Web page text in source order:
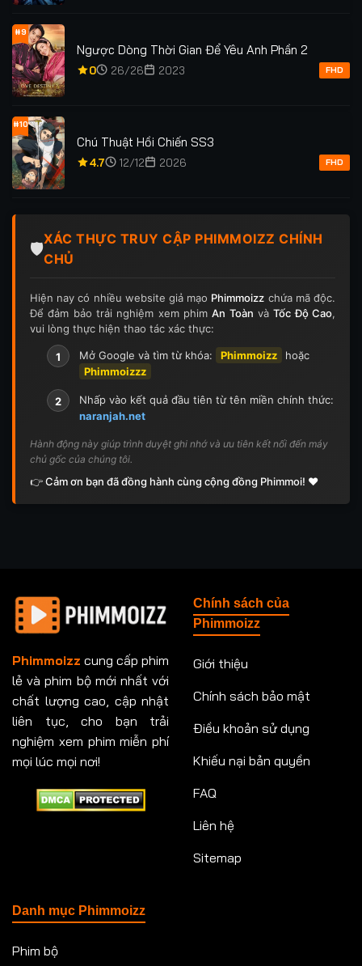
#9
Ngược Dòng Thời Gian Để Yêu Anh Phần 2
0 26/26 2023 FHD
#10
Chú Thuật Hồi Chiến SS3
4.7 12/12 2026 FHD
🛡️
XÁC THỰC TRUY CẬP PHIMMOIZZ CHÍNH
CHỦ
Hiện nay có nhiều website giả mạo Phimmoizz chứa mã độc.
Để đảm bảo trải nghiệm xem phimAn Toàn vàTốc Độ Cao,
vui lòng thực hiện thao tác xác thực:
1 Mở Google và tìm từ khóa: Phimmoizz
hoặc
Phimmoizzz
2
Nhấp vào kết quả đầu tiên từ tên miền chính thức:
naranjah.net
Hành động này giúp trình duyệt ghi nhớ và ưu tiên kết nối đến máy
chủ gốc của chúng tôi.
👉 Cảm ơn bạn đã đồng hành cùng cộng đồng Phimmoi! ❤️
Phimmoizz cung cấp phim
lẻ và phim bộ mới nhất với
chất lượng cao, cập nhật
liên tục, cho bạn trải
nghiệm xem phim miễn phí
mọi lúc mọi nơi!
Chính sách của
Phimmoizz
Giới thiệu
Chính sách bảo mật
Điều khoản sử dụng
Khiếu nại bản quyền
FAQ
Liên hệ
Sitemap
Danh mục Phimmoizz
Phim bộ